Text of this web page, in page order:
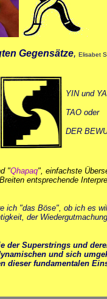
Gegensätze, Elisabet
YIN und
TAO oder
DER
"Qhapaq", einfachste
entsprechende
ich "das Böse", ob ich es
der
der Superstrings und
und sich
dieser fundamentalen